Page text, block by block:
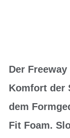
Der
Komfort der
dem
Fit Foam.